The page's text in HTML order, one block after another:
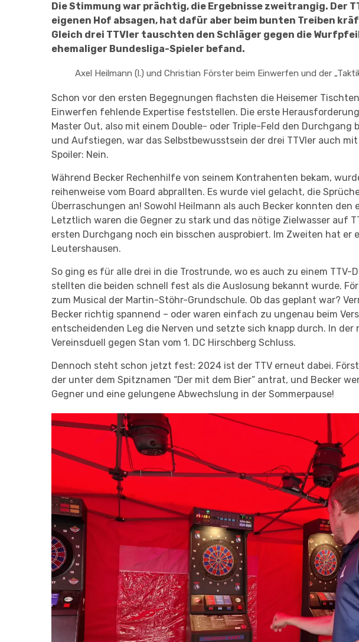
Die Stimmung war prächtig, die Ergebnisse zweitrangig. Der
eigenen Hof absagen, hat dafür aber beim bunten Treiben
Gleich drei TTVler tauschten den Schläger gegen die
ehemaliger Bundesliga-Spieler befand.
Axel Heilmann (l.) und Christian Förster beim Einwerfen und der
Schon vor den ersten Begegnungen flachsten die Heisemer
Einwerfen fehlende Expertise feststellen. Die erste
Master Out, also mit einem Double- oder Triple-Feld den
und Aufstiegen, war das Selbstbewusstsein der drei TTVler auch
Spoiler: Nein.
Während Becker Rechenhilfe von seinem Kontrahenten bekam,
reihenweise vom Board abprallten. Es wurde viel gelacht, die
Überraschungen an! Sowohl Heilmann als auch Becker konnten
Letztlich waren die Gegner zu stark und das nötige Zielwasser auf
ersten Durchgang noch ein bisschen ausprobiert. Im Zweiten hat er
Leutershausen.
So ging es für alle drei in die Trostrunde, wo es auch zu einem
stellten die beiden schnell fest als die Auslosung bekannt wurde.
zum Musical der Martin-Stöhr-Grundschule. Ob das geplant war?
Becker richtig spannend – oder waren einfach zu ungenau beim
entscheidenden Leg die Nerven und setzte sich knapp durch. In
Vereinsduell gegen Stan vom 1. DC Hirschberg Schluss.
Dennoch steht schon jetzt fest: 2024 ist der TTV erneut dabei.
der unter dem Spitznamen “Der mit dem Bier” antrat, und Becker
Gegner und eine gelungene Abwechslung in der Sommerpause!